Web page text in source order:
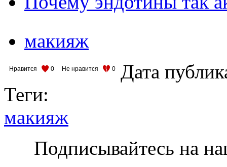
макияж
Нравится 0 Не нравится 0
Дата
Теги:
макияж
Подписывайтесь на